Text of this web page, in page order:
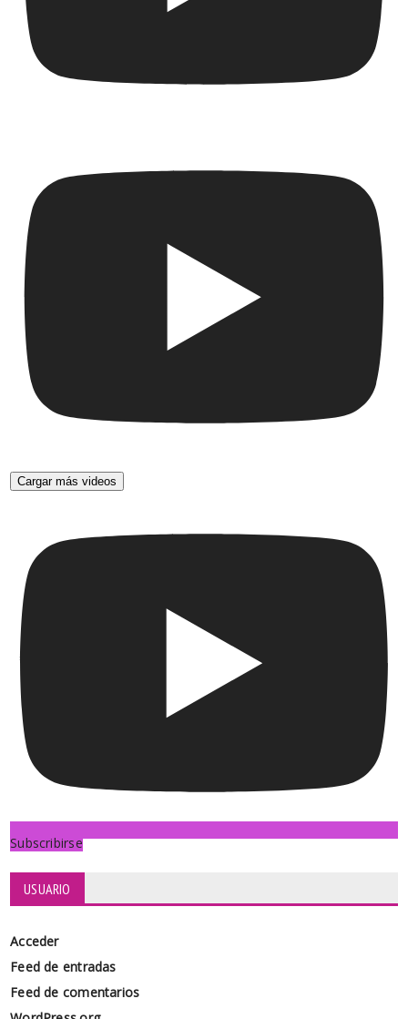
Cargar más videos
Subscribirse
USUARIO
Acceder
Feed de entradas
Feed de comentarios